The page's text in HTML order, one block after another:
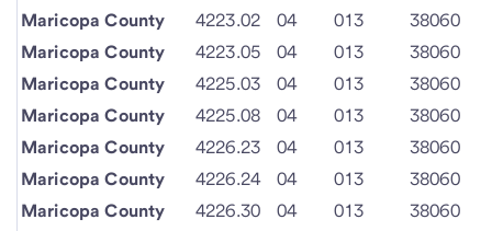
Maricopa County
4223.02 04 013
38060
Maricopa County
4223.05 04 013
38060
Maricopa County
4225.03 04 013
38060
Maricopa County
4225.08 04 013
38060
Maricopa County
4226.23 04 013
38060
Maricopa County
4226.24 04 013
38060
Maricopa County
4226.30 04 013
38060